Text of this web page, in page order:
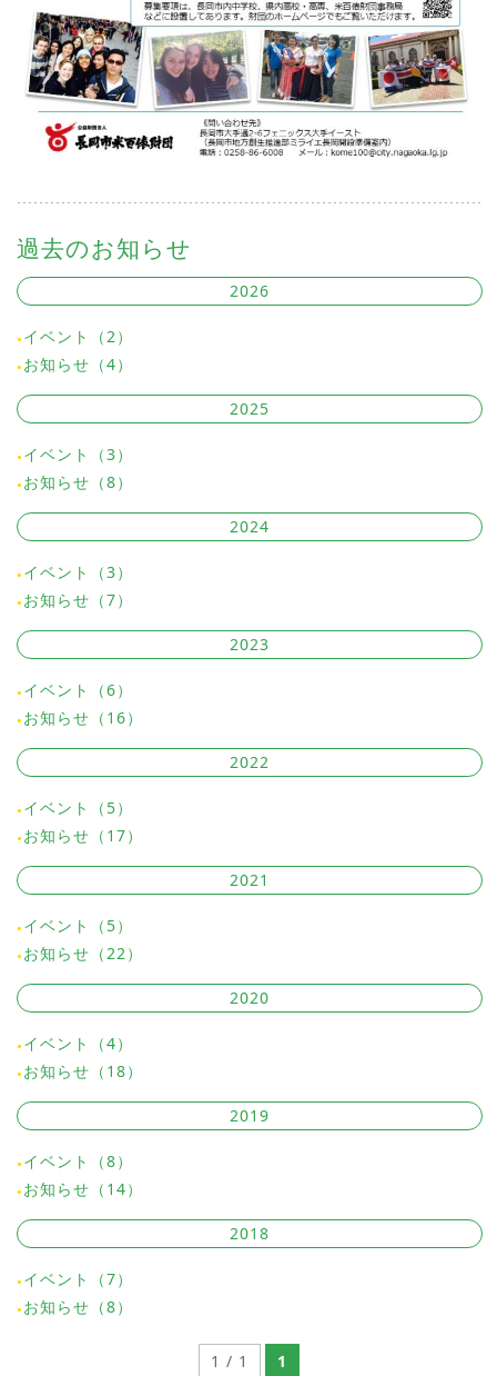
過去のお知らせ
2026
イベント（2）
お知らせ（4）
2025
イベント（3）
お知らせ（8）
2024
イベント（3）
お知らせ（7）
2023
イベント（6）
お知らせ（16）
2022
イベント（5）
お知らせ（17）
2021
イベント（5）
お知らせ（22）
2020
イベント（4）
お知らせ（18）
2019
イベント（8）
お知らせ（14）
2018
イベント（7）
お知らせ（8）
1 / 1 1